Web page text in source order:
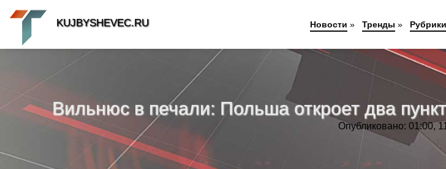
Вильнюс в печали: Польша откроет два
Опубликовано: 01:00,
KUJBYSHEVEC.RU Новости » Тренды » Рубрики